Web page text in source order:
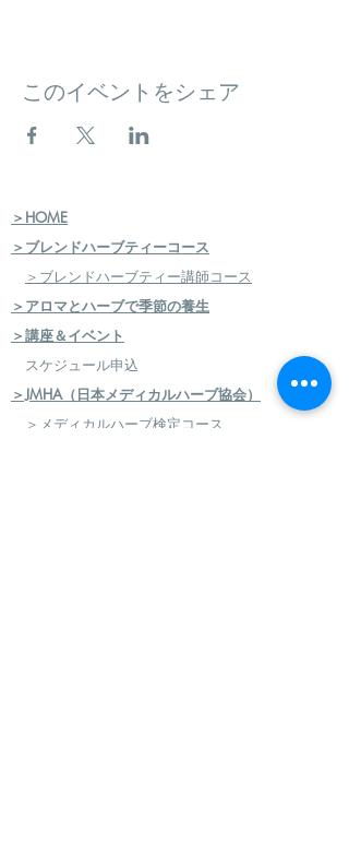
このイベントをシェア
＞HOME
＞ブレンドハーブティーコース
＞ブレンドハーブティー講師コース
＞アロマとハーブで季節の養生
＞講座＆イベント
スケジュール申込
＞JMHA（日本メディカルハーブ協会）
＞メディカルハーブ検定コース